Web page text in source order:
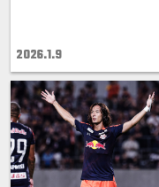
2026.1.9